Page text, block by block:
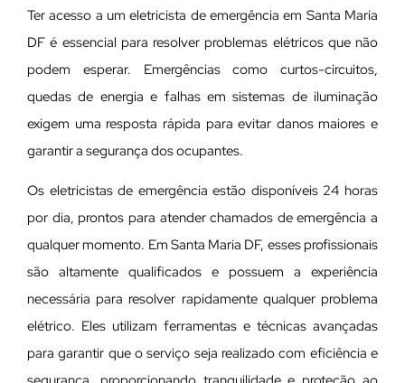
Ter acesso a um eletricista de emergência em Santa Maria
DF é essencial para resolver problemas elétricos que não
podem esperar. Emergências como curtos-circuitos,
quedas de energia e falhas em sistemas de iluminação
exigem uma resposta rápida para evitar danos maiores e
garantir a segurança dos ocupantes.
Os eletricistas de emergência estão disponíveis 24 horas
por dia, prontos para atender chamados de emergência a
qualquer momento. Em Santa Maria DF, esses profissionais
são altamente qualificados e possuem a experiência
necessária para resolver rapidamente qualquer problema
elétrico. Eles utilizam ferramentas e técnicas avançadas
para garantir que o serviço seja realizado com eficiência e